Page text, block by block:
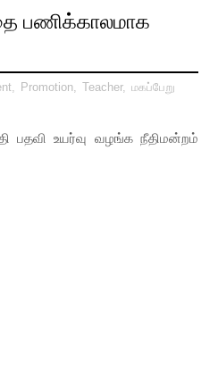
பணிக்காலமாக
, Promotion, Teacher, மகப்பேறு
பதவி உயர்வு வழங்க நீதிமன்றம்